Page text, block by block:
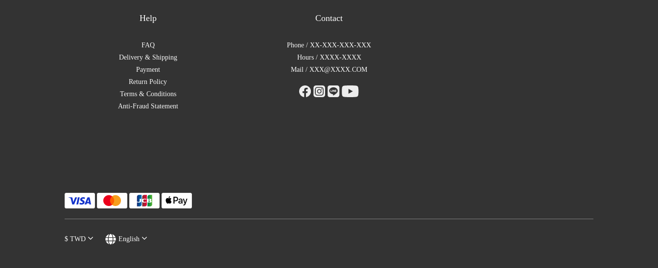
Help
FAQ
Delivery & Shipping
Payment
Return Policy
Terms & Conditions
Anti-Fraud Statement
Contact
Phone / XX-XXX-XXX-XXX
Hours / XXXX-XXXX
Mail / XXX@XXXX.COM
$ TWD English